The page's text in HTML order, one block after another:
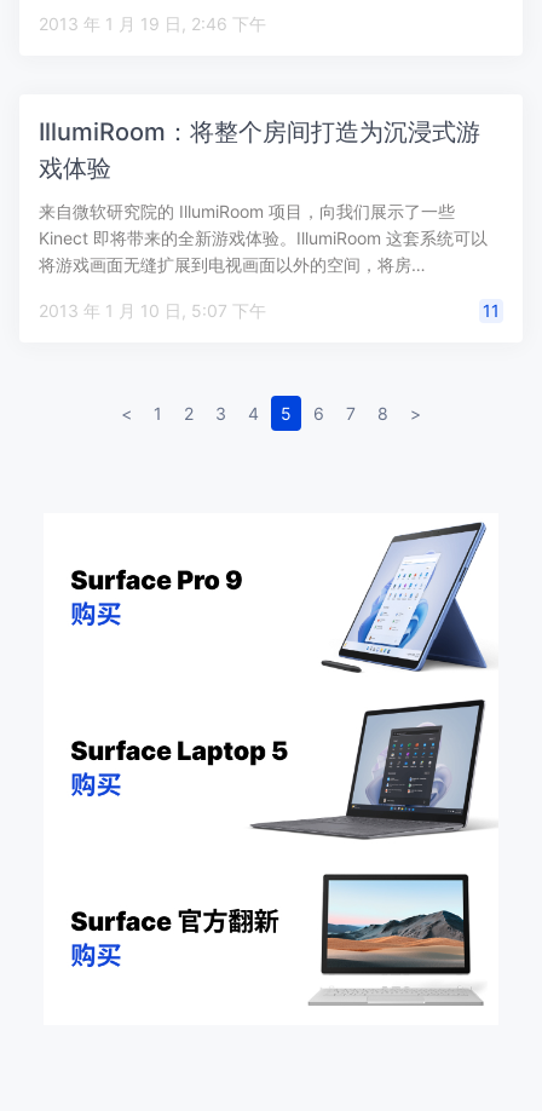
2013 年 1 月 19 日, 2:46 下午
IllumiRoom：将整个房间打造为沉浸式游
戏体验
来自微软研究院的 IllumiRoom 项目，向我们展示了一些
Kinect 即将带来的全新游戏体验。IllumiRoom 这套系统可以
将游戏画面无缝扩展到电视画面以外的空间，将房…
2013 年 1 月 10 日, 5:07 下午 11
< 1 2 3 4 5 6 7 8 >